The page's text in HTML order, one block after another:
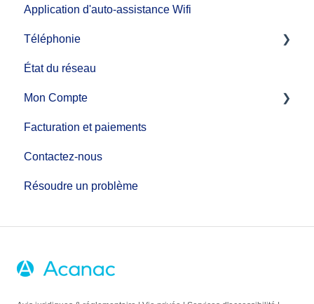
Application d'auto-assistance Wifi
Téléphonie
Guide d'installation de service de téléphonie
Fonctions d'appel
Services téléphoniques supplémentaires
État du réseau
Mon Compte
MonCompte
Faire des changements de compte
Facturation et paiements
Contactez-nous
Résoudre un problème